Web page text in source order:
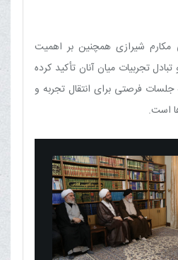
شیرازی همچنین بر اهمیت
تجربیات میان آنان تأکید کرده
جلسات فرصتی برای انتقال تجربه و
است.